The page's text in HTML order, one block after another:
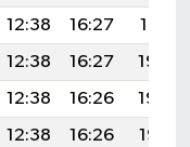
12:38 16:27
19:41
12:38 16:27
19:40
12:38 16:26
19:39
12:38 16:26
19:38